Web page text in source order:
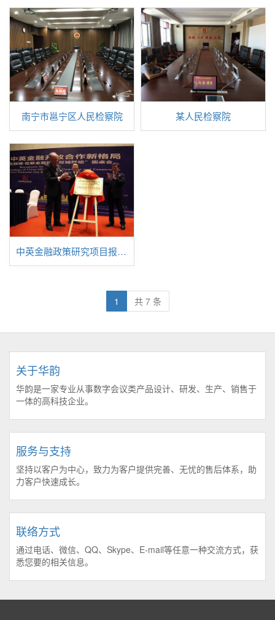
南宁市邕宁区人民检察院 某人民检察院
中英金融政策研究项目报告结项会议
1 共 7 条
关于华韵
华韵是一家专业从事数字会议类产品设计、研发、生产、销售于
一体的高科技企业。
服务与支持
坚持以客户为中心，致力为客户提供完善、无忧的售后体系，助
力客户快速成长。
联络方式
通过电话、微信、QQ、Skype、E-mail等任意一种交流方式，获
悉您要的相关信息。